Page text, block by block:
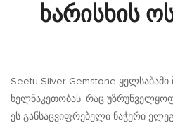
Ხარისხის
Seetu Silver Gemstone ყელსაბამი
ხელნაკეთობას, რაც
ეს განსაცვიფრებელი ნაჭერი